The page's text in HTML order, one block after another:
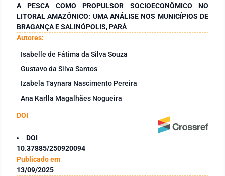
A PESCA COMO PROPULSOR SOCIOECONÔMICO NO
LITORAL AMAZÔNICO: UMA ANÁLISE NOS MUNICÍPIOS DE
BRAGANÇA E SALINÓPOLIS, PARÁ
Autores:
Isabelle de Fátima da Silva Souza
Gustavo da Silva Santos
Izabela Taynara Nascimento Pereira
Ana Karlla Magalhães Nogueira
DOI
DOI
10.37885/250920094
Publicado em
13/09/2025